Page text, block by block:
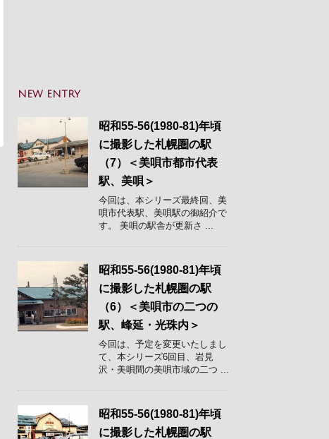
NEW ENTRY
昭和55-56(1980-81)年頃
に撮影した札幌圏の駅
（7）＜美唄市都市代表
駅、美唄＞
今回は、本シリーズ最終回、美
唄市代表駅、美唄駅の御紹介で
す。 美唄の駅舎が更新さ ...
昭和55-56(1980-81)年頃
に撮影した札幌圏の駅
（6）＜美唄市の二つの
駅、峰延・光珠内＞
今回は、予定を変更いたしまし
て、本シリーズ6回目、岩見
沢・美唄間の美唄市域の二つ ...
昭和55-56(1980-81)年頃
に撮影した札幌圏の駅